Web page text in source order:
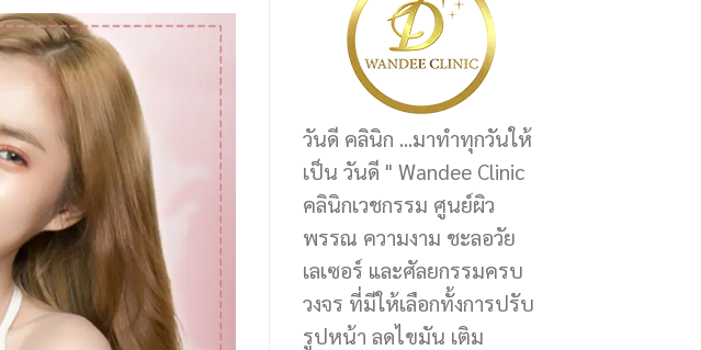
วันดี คลินิก ...มาทำทุกวันให้
เป็น วันดี " Wandee Clinic
คลินิกเวชกรรม ศูนย์ผิว
พรรณ ความงาม ชะลอวัย
เลเซอร์ และศัลยกรรมครบ
วงจร ที่มีให้เลือกทั้งการปรับ
รูปหน้า ลดไขมัน เติม